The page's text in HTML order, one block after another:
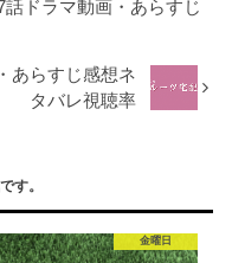
ドラマ動画・あらすじ
あらすじ感想ネ
タバレ視聴率
す。
金曜日